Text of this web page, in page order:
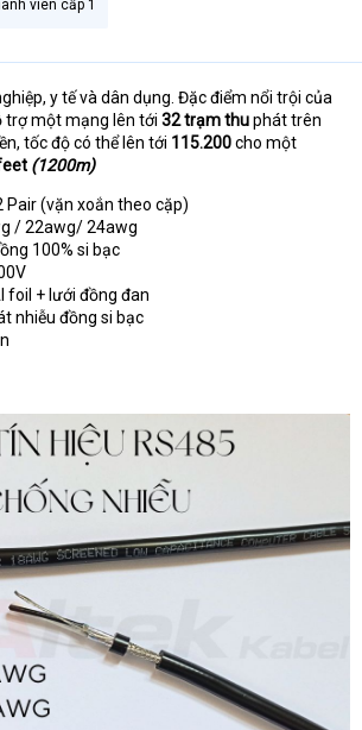
viên cấp 1
y tế và dân dụng. Đặc điểm nổi trội của
trợ một mạng lên tới 32 trạm thuphát trên
tốc độ có thể lên tới 115.200cho một
(1200m)
Pair (vặn xoắn theo cặp)
/ 22awg/ 24awg
100% si bạc
foil + lưới đồng đan
nhiễu đồng si bạc